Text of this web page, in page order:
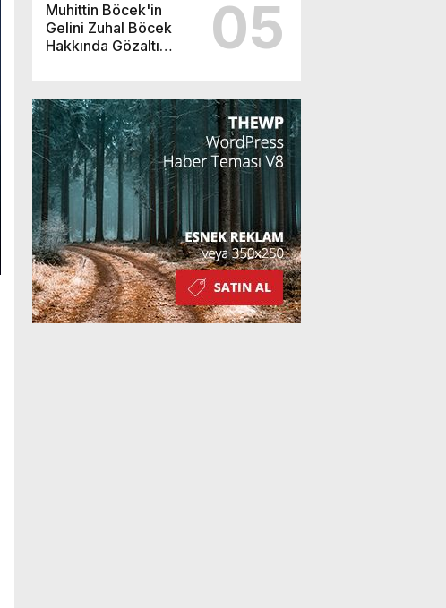
Muhittin Böcek'in
Gelini Zuhal Böcek
Hakkında Gözaltı
05